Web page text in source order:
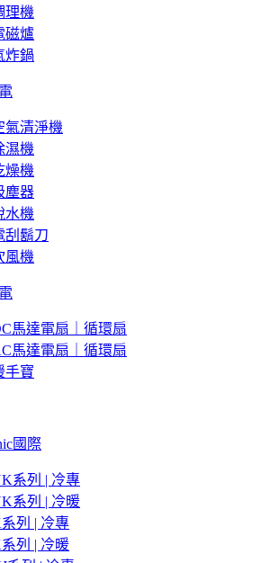
理機
磁爐
炸鍋
氣清淨機
濕機
燥機
塵器
水機
刮鬍刀
風機
馬達電扇｜循環扇
馬達電扇｜循環扇
手寶
國際
系列 | 冷專
系列 | 冷暖
列 | 冷專
列 | 冷暖